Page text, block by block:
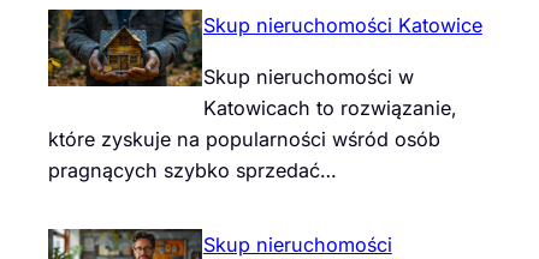
Skup nieruchomości Katowice
Skup nieruchomości w
Katowicach to rozwiązanie,
które zyskuje na popularności wśród osób
pragnących szybko sprzedać…
Skup nieruchomości